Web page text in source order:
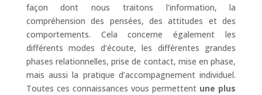
façon dont nous traitons l’information, la
compréhension des pensées, des attitudes et des
comportements. Cela concerne également les
différents modes d’écoute, les différentes grandes
phases relationnelles, prise de contact, mise en phase,
mais aussi la pratique d’accompagnement individuel.
Toutes ces connaissances vous permettent une plus